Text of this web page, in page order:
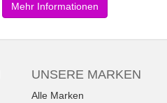
Mehr Informationen
UNSERE MARKEN
Alle Marken